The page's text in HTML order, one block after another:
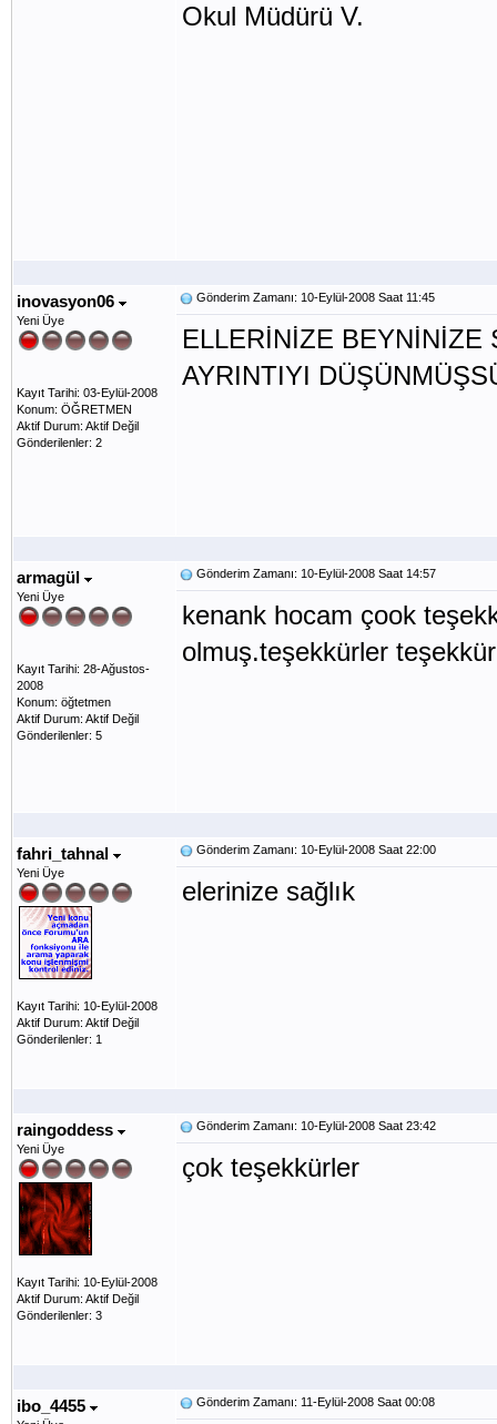
Okul Müdürü V.
inovasyon06
Yeni Üye
Kayıt Tarihi: 03-Eylül-2008
Konum: ÖĞRETMEN
Aktif Durum: Aktif Değil
Gönderilenler: 2
Gönderim Zamanı: 10-Eylül-2008 Saat 11:45
ELLERİNİZE BEYNİNİZE
AYRINTIYI
armagül
Yeni Üye
Kayıt Tarihi: 28-Ağustos-
2008
Konum: öğtetmen
Aktif Durum: Aktif Değil
Gönderilenler: 5
Gönderim Zamanı: 10-Eylül-2008 Saat 14:57
kenank hocam çook
olmuş.teşekkürler
fahri_tahnal
Yeni Üye
Kayıt Tarihi: 10-Eylül-2008
Aktif Durum: Aktif Değil
Gönderilenler: 1
Gönderim Zamanı: 10-Eylül-2008 Saat 22:00
elerinize sağlık
raingoddess
Yeni Üye
Kayıt Tarihi: 10-Eylül-2008
Aktif Durum: Aktif Değil
Gönderilenler: 3
Gönderim Zamanı: 10-Eylül-2008 Saat 23:42
çok teşekkürler
ibo_4455 Gönderim Zamanı: 11-Eylül-2008 Saat 00:08